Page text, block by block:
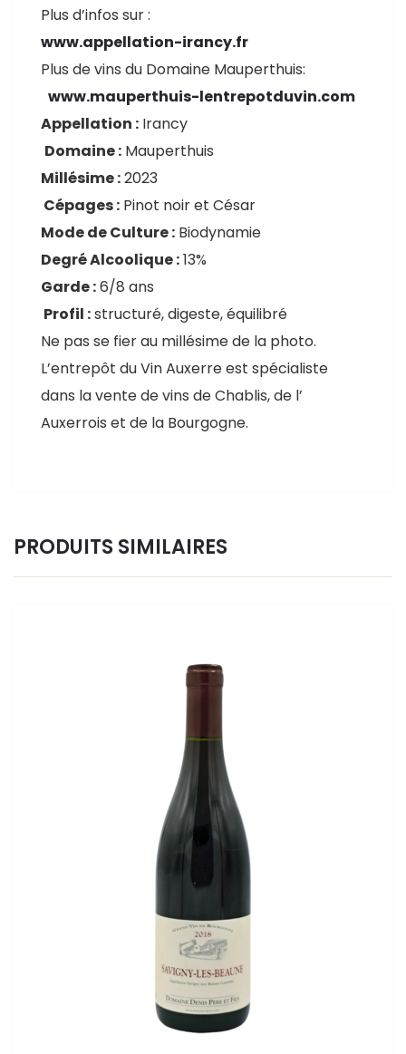
Plus d’infos sur :
www.appellation-irancy.fr
Plus de vins du Domaine Mauperthuis:
www.mauperthuis-lentrepotduvin.com
Appellation : Irancy
Domaine : Mauperthuis
Millésime :2023
Cépages : Pinot noir et César
Mode de Culture : Biodynamie
Degré Alcoolique :13%
Garde :6/8 ans
Profil :structuré, digeste, équilibré
Ne pas se fier au millésime de la photo.
L’entrepôt du Vin Auxerre est spécialiste
dans la vente de vins de Chablis, de l’
Auxerrois et de la Bourgogne.
PRODUITS SIMILAIRES